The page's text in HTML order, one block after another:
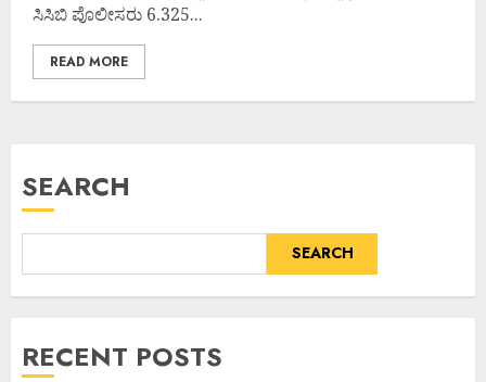
ಸಿಸಿಬಿ ಪೊಲೀಸರು 6.325...
READ MORE
SEARCH
SEARCH
RECENT POSTS